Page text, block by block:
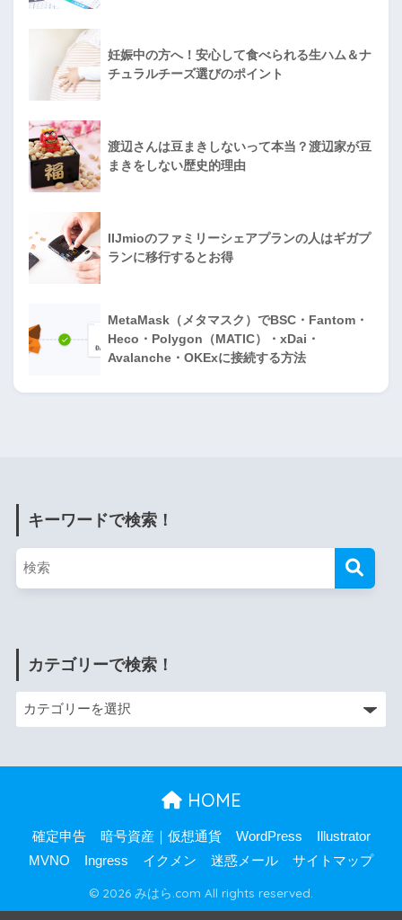
妊娠中の方へ！安心して食べられる生ハム＆ナ
チュラルチーズ選びのポイント
渡辺さんは豆まきしないって本当？渡辺家が豆
まきをしない歴史的理由
IIJmioのファミリーシェアプランの人はギガプ
ランに移行するとお得
MetaMask（メタマスク）でBSC・Fantom・
Heco・Polygon（MATIC）・xDai・
Avalanche・OKExに接続する方法
キーワードで検索！
カテゴリーで検索！
HOME
確定申告 暗号資産｜仮想通貨 WordPress
Illustrator
MVNO
Ingress イクメン 迷惑メール サイトマップ
© 2026 みはら.com All rights reserved.